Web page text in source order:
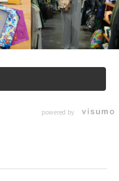
powered by